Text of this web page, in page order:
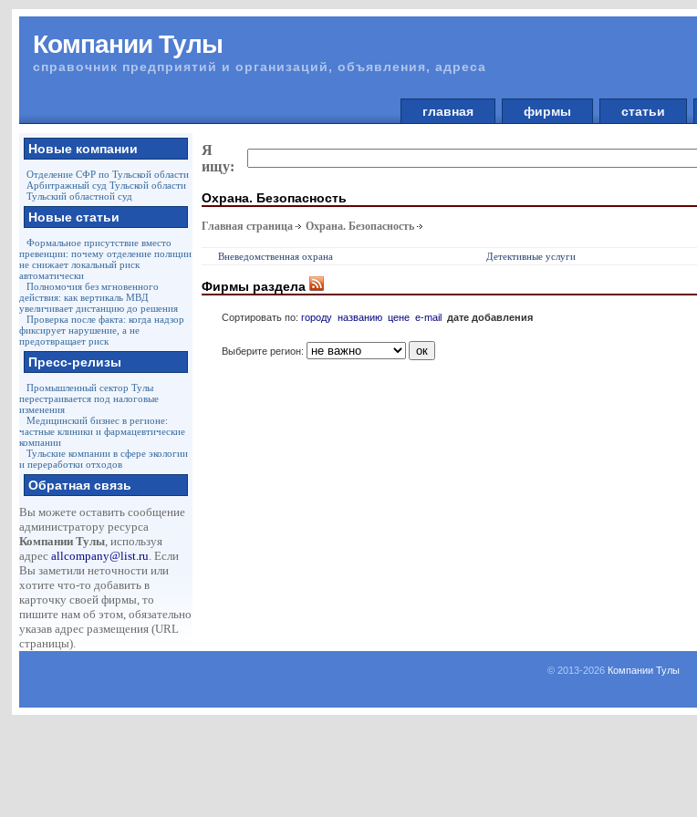
Компании Тулы
справочник предприятий и организаций, объявления, адреса
главная фирмы статьи
Новые компании
Отделение СФР по Тульской области
Арбитражный суд Тульской области
Тульский областной суд
Новые статьи
Формальное присутствие вместо
превенции: почему отделение полиции
не снижает локальный риск
автоматически
Полномочия без мгновенного
действия: как вертикаль МВД
увеличивает дистанцию до решения
Проверка после факта: когда надзор
фиксирует нарушение, а не
предотвращает риск
Пресс-релизы
Промышленный сектор Тулы
перестраивается под налоговые
изменения
Медицинский бизнес в регионе:
частные клиники и фармацевтические
компании
Тульские компании в сфере экологии
и переработки отходов
Обратная связь
Вы можете оставить сообщение
администратору ресурса
Компании Тулы, используя
адресallcompany@list.ru. Если
Вы заметили неточности или
хотите что-то добавить в
карточку своей фирмы, то
пишите нам об этом, обязательно
указав адрес размещения (URL
страницы).
Я
ищу:
Охрана. Безопасность
Главная страница Охрана. Безопасность
Вневедомственная охрана Детективные услуги
Фирмы раздела
Сортировать по:городу названию цене e-mail дате добавления
Выберите регион:
© 2013-2026 Компании Тулы